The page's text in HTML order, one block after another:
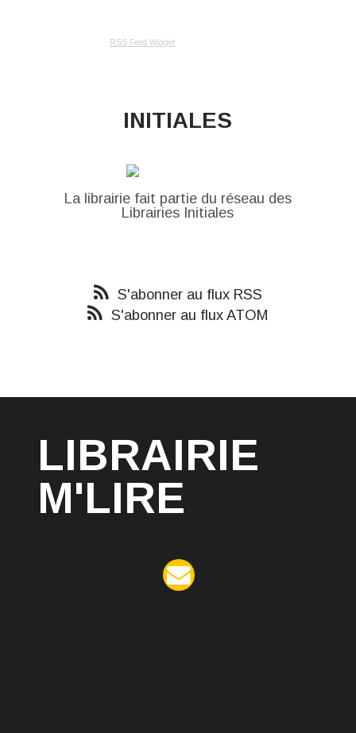
RSS Feed Widget
INITIALES
La librairie fait partie du réseau des
Librairies Initiales
S'abonner au flux RSS
S'abonner au flux ATOM
LIBRAIRIE
M'LIRE